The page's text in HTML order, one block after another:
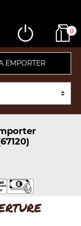
0
EMPORTER